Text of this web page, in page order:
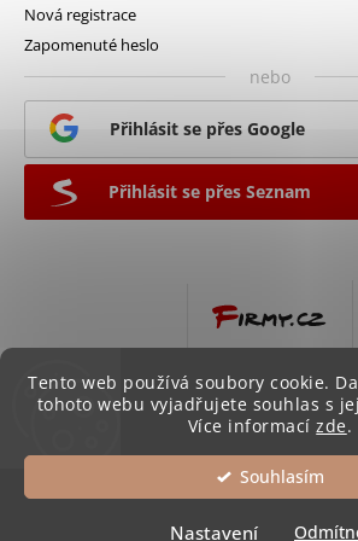
Tento web používá soubory cookie.
tohoto webu vyjadřujete souhlas s
Více informacízde.
Souhlasím
Nastavení
Nová registrace
Zapomenuté heslo
nebo
Přihlásit se přes Google
Přihlásit se přes Seznam
Háčkov. Všechna